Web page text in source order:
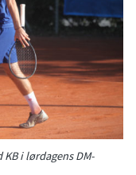
i lørdagens DM-